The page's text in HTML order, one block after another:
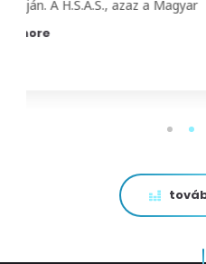
hangkultúra mestere –
1 2